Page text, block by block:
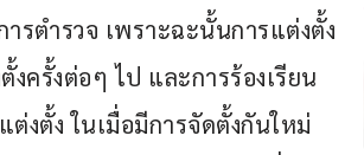
ารตำรวจ เพราะฉะนั้นการแต่งตั้ง
ครั้งต่อๆ ไป และการร้องเรียน
งตั้ง ในเมื่อมีการจัดตั้งกันใหม่